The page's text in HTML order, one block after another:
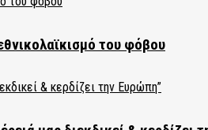
του φόβου